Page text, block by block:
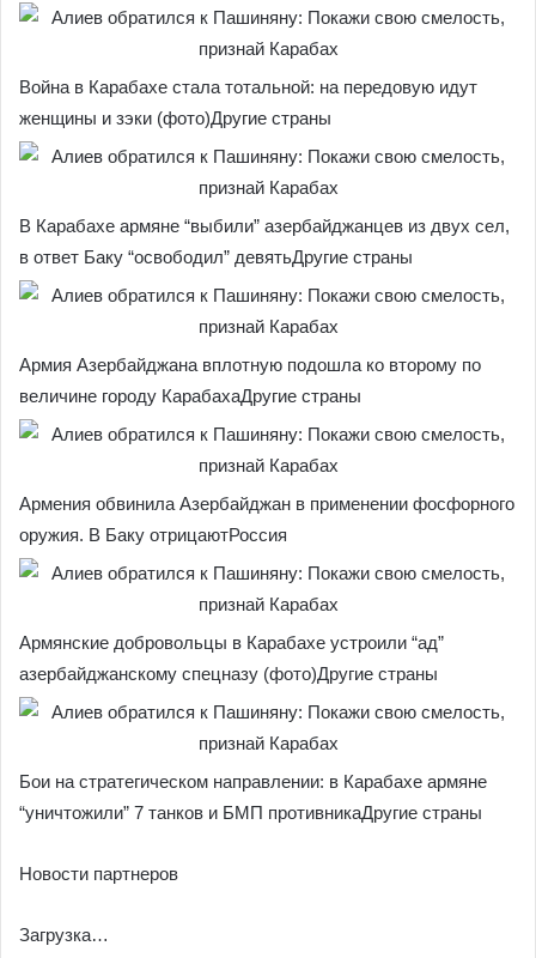
Война в Карабахе стала тотальной: на передовую идут
женщины и зэки (фото)Другие страны
В Карабахе армяне “выбили” азербайджанцев из двух сел,
в ответ Баку “освободил” девятьДругие страны
Армия Азербайджана вплотную подошла ко второму по
величине городу КарабахаДругие страны
Армения обвинила Азербайджан в применении фосфорного
оружия. В Баку отрицаютРоссия
Армянские добровольцы в Карабахе устроили “ад”
азербайджанскому спецназу (фото)Другие страны
Бои на стратегическом направлении: в Карабахе армяне
“уничтожили” 7 танков и БМП противникаДругие страны
Новости партнеров
Загрузка…